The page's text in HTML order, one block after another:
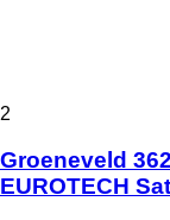
2
Groeneveld
EUROTECH